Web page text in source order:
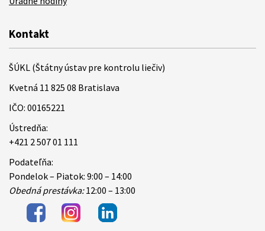
Kontakt
ŠÚKL (Štátny ústav pre kontrolu liečiv)
Kvetná 11 825 08 Bratislava
IČO: 00165221
Ústredňa:
+421 2 507 01 111
Podateľňa:
Pondelok – Piatok: 9:00 – 14:00
Obedná prestávka:12:00 – 13:00